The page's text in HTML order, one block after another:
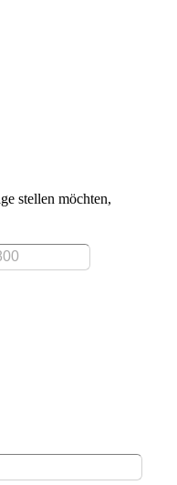
stellen möchten,